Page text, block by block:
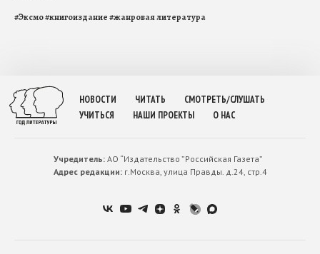
#Эксмо#книгоиздание#жанровая литература
НОВОСТИ ЧИТАТЬ
СМОТРЕТЬ/СЛУШАТЬ
УЧИТЬСЯ
НАШИ ПРОЕКТЫ О НАС
Учредитель:АО “Издательство ”Российская Газета”
Адрес редакции:г.Москва, улица Правды. д.24, стр.4